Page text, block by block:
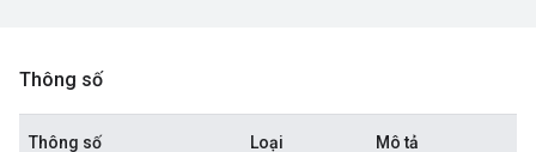
Thông số
Thông số Loại Mô tả